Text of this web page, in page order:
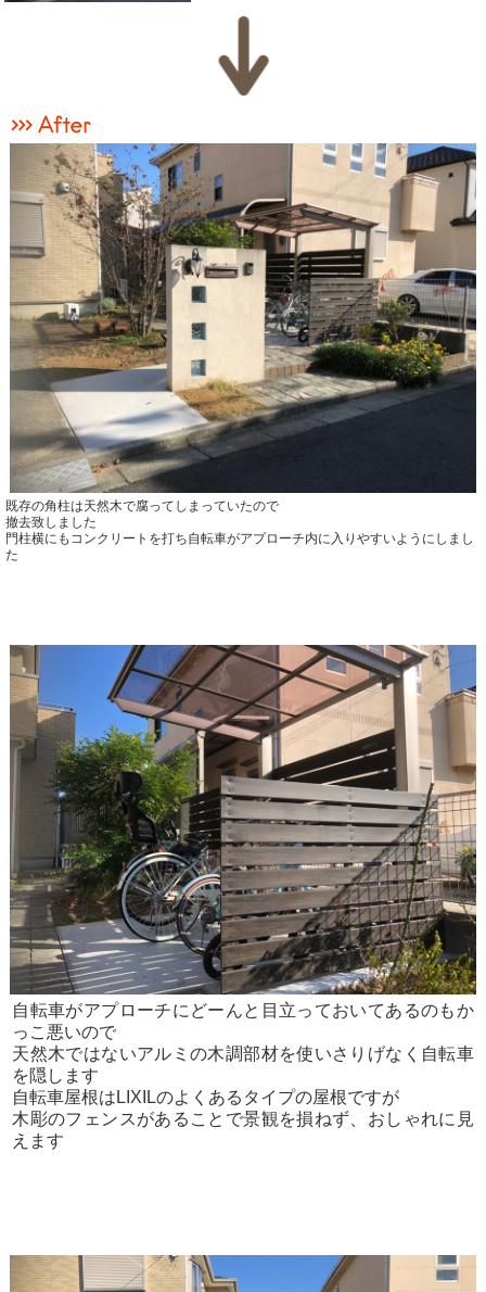
既存の角柱は天然木で腐ってしまっていたので
撤去致しました
門柱横にもコンクリートを打ち自転車がアプローチ内に入りやすいようにしまし
た
自転車がアプローチにどーんと目立っておいてあるのもか
っこ悪いので
天然木ではないアルミの木調部材を使いさりげなく自転車
を隠します
自転車屋根はLIXILのよくあるタイプの屋根ですが
木彫のフェンスがあることで景観を損ねず、おしゃれに見
えます